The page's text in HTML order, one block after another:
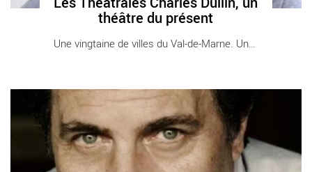
théâtre du présent
Une vingtaine de villes du Val-de-Marne. Une [...]
Nouveau chapitre, une page se tourne… - Critique sortie Théâtre
Cergy Théâtre 95